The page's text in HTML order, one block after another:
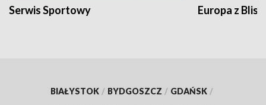
Serwis Sportowy Europa z
BIAŁYSTOK / BYDGOSZCZ / GDAŃSK /